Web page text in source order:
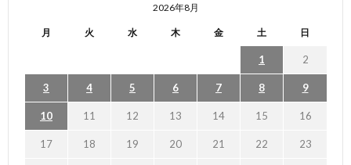
2026年8月
月 火 水 木 金 土 日
1 2
3 4 5 6 7 8 9
10 11 12 13 14 15 16
17 18 19 20 21 22 23